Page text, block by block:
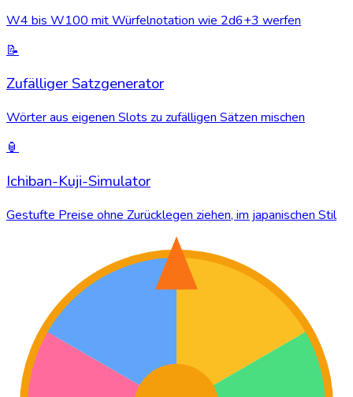
W4 bis W100 mit Würfelnotation wie 2d6+3 werfen
📝
Zufälliger Satzgenerator
Wörter aus eigenen Slots zu zufälligen Sätzen mischen
🏮
Ichiban-Kuji-Simulator
Gestufte Preise ohne Zurücklegen ziehen, im japanischen Stil